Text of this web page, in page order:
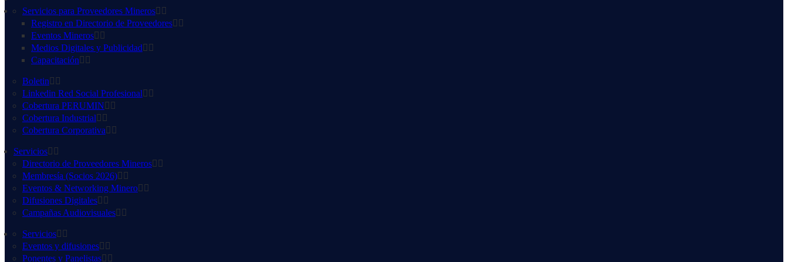
Servicios para Proveedores Mineros
Registro en Directorio de Proveedores
Eventos Mineros
Medios Digitales y Publicidad
Capacitación
Boletin
Linkedin Red Social Profesional
Cobertura PERUMIN
Cobertura Industrial
Cobertura Corporativa
Servicios
Directorio de Proveedores Mineros
Membresía (Socios 2026)
Eventos & Networking Minero
Difusiones Digitales
Campañas Audiovisuales
Servicios
Eventos y difusiones
Ponentes y Panelistas